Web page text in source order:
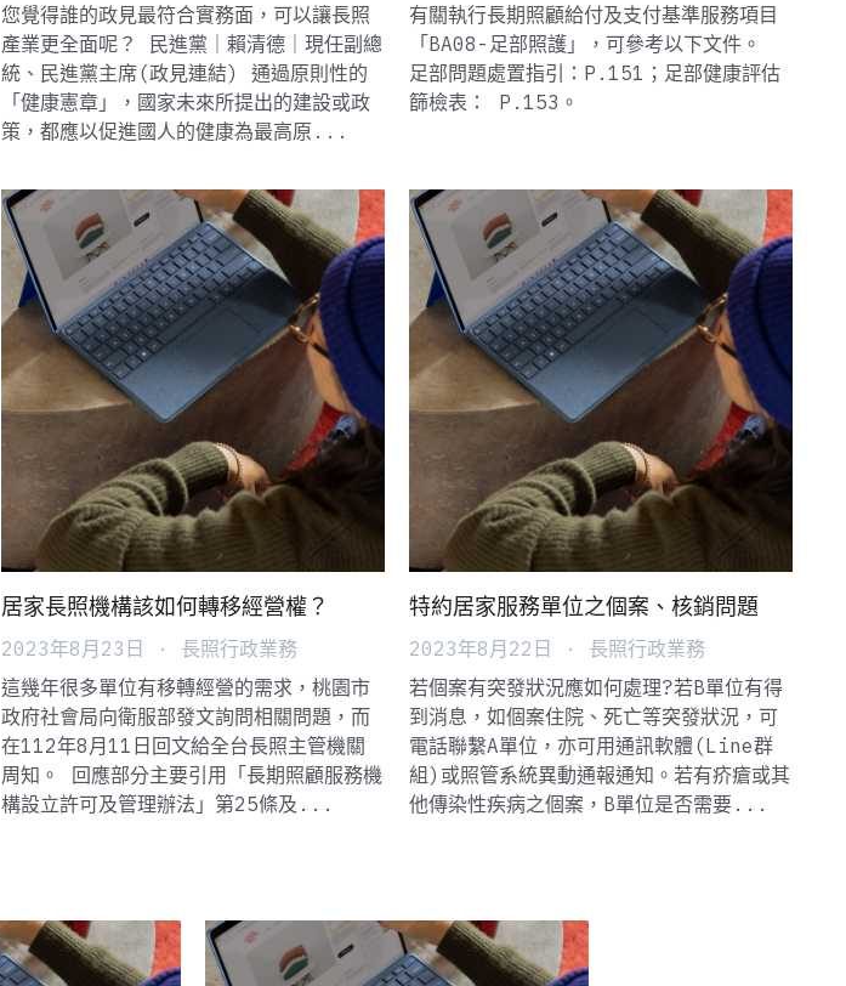
您覺得誰的政見最符合實務面，可以讓長照
產業更全面呢？ 民進黨｜賴清德｜現任副總
統、民進黨主席(政見連結) 通過原則性的
「健康憲章」，國家未來所提出的建設或政
策，都應以促進國人的健康為最高原...
有關執行長期照顧給付及支付基準服務項目
「BA08-足部照護」，可參考以下文件。
足部問題處置指引：P.151；足部健康評估
篩檢表： P.153。
居家長照機構該如何轉移經營權？
2023年8月23日 · 長照行政業務
這幾年很多單位有移轉經營的需求，桃園市
政府社會局向衛服部發文詢問相關問題，而
在112年8月11日回文給全台長照主管機關
周知。 回應部分主要引用「長期照顧服務機
構設立許可及管理辦法」第25條及...
特約居家服務單位之個案、核銷問題
2023年8月22日 · 長照行政業務
若個案有突發狀況應如何處理?若B單位有得
到消息，如個案住院、死亡等突發狀況，可
電話聯繫A單位，亦可用通訊軟體(Line群
組)或照管系統異動通報通知。若有疥瘡或其
他傳染性疾病之個案，B單位是否需要...